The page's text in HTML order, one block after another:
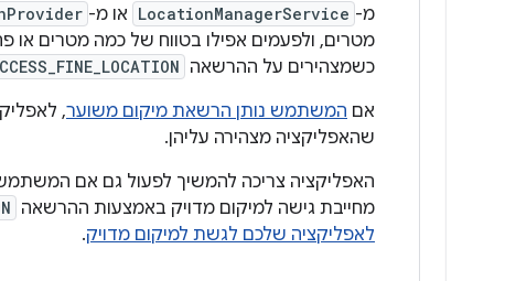
מ- LocationManagerService או מ-
מטרים, ולפעמים אפילו בטווח של כמה מטרים או
כשמצהירים על ההרשאה
אם המשתמש נותן הרשאת מיקום משוער,
שהאפליקציה מצהירה עליהן.
האפליקציה צריכה להמשיך לפעול גם אם
מחייבת גישה למיקום מדויק באמצעות ההרשאה
לאפליקציה שלכם לגשת למיקום מדויק.